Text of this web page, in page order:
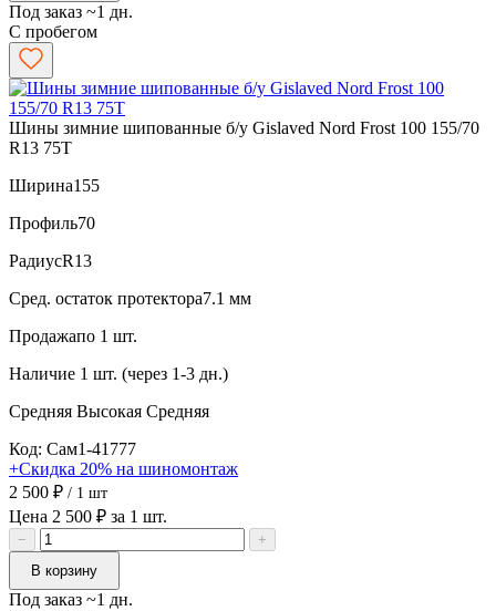
Под заказ ~1 дн.
С пробегом
Шины зимние шипованные б/у Gislaved Nord Frost 100 155/70
R13 75T
Ширина155
Профиль70
РадиусR13
Сред. остаток протектора7.1 мм
Продажапо 1 шт.
Наличие 1 шт. (через 1-3 дн.)
Средняя Высокая Средняя
Код: Сам1-41777
+Скидка 20% на шиномонтаж
2 500 ₽ / 1 шт
Цена 2 500 ₽ за 1 шт.
−
+
В корзину
Под заказ ~1 дн.